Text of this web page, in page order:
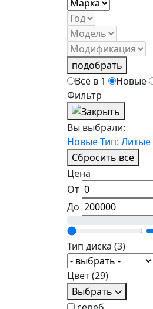
подобрать
Всё в 1
Новые
Фильтр
Вы выбрали:
НовыеТип: Литые
Сбросить всё
Цена
От
До
Тип диска (3)
Цвет(29)
Выбрать